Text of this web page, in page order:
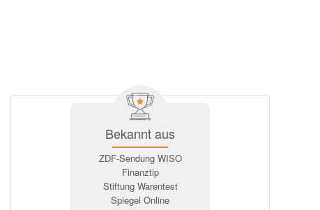
Bekannt aus
ZDF-Sendung WISO
Finanztip
Stiftung Warentest
Spiegel Online